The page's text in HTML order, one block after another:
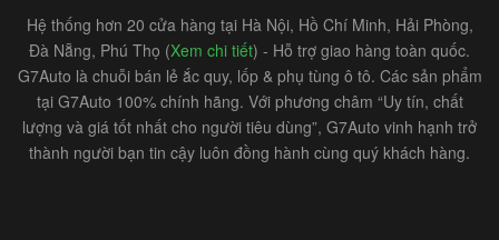
Hệ thống hơn 20 cửa hàng tại Hà Nội, Hồ Chí Minh, Hải Phòng,
Đà Nẵng, Phú Thọ (Xem chi tiết) - Hỗ trợ giao hàng toàn quốc.
G7Auto là chuỗi bán lẻ ắc quy, lốp & phụ tùng ô tô. Các sản phẩm
tại G7Auto 100% chính hãng. Với phương châm “Uy tín, chất
lượng và giá tốt nhất cho người tiêu dùng”, G7Auto vinh hạnh trở
thành người bạn tin cậy luôn đồng hành cùng quý khách hàng.